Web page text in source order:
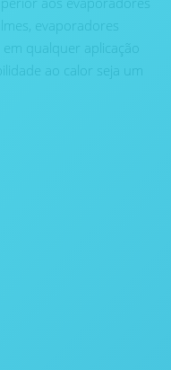
evaporadores
qualquer aplicação
ao calor seja um